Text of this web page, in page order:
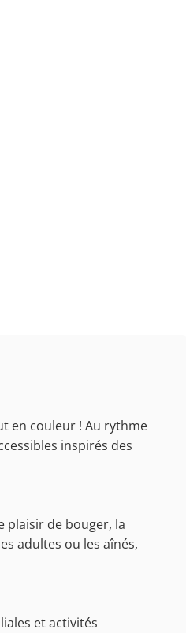
en couleur ! Au rythme
inspirés des
plaisir de bouger, la
adultes ou les aînés,
et activités